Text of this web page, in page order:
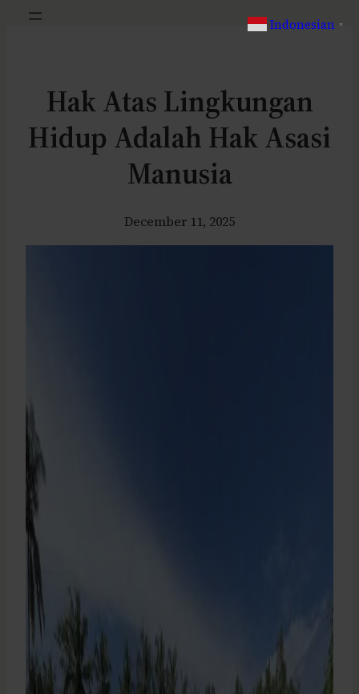
Hak Atas Lingkungan
Hidup Adalah Hak Asasi
Manusia
December 11, 2025
Indonesian ▼